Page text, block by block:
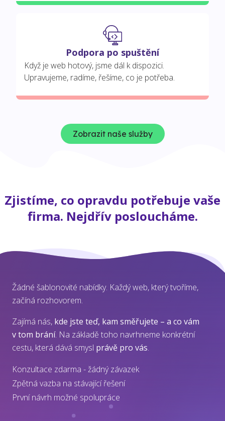
Podpora po spuštění
Když je web hotový, jsme dál k dispozici.
Upravujeme, radíme, řešíme, co je potřeba.
Zobrazit naše služby
Zjistíme, co opravdu potřebuje vaše
firma. Nejdřív posloucháme.
Žádné šablonovité nabídky. Každý web, který tvoříme,
začíná rozhovorem.
Zajímá nás, kde jste teď, kam směřujete – a co vám
v tom brání. Na základě toho navrhneme konkrétní
cestu, která dává smysl právě pro vás.
Konzultace zdarma - žádný závazek
Zpětná vazba na stávající řešení
První návrh možné spolupráce